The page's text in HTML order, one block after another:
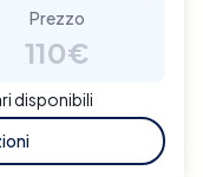
Prezzo
110€
disponibili